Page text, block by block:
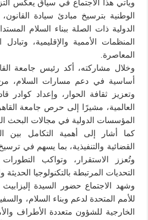
ويأتي هذا الاجتماع في سياق يعكس
الوطنية بترسيخ مبادئ سيادة
الدولية ذات الصلة ببناء السلام
المنظمات الأممية والإقليمية،
المعاصرة.
وخلال مشاركته، أكد رئيس جامعة
أساسية في دعم مسارات السلام، من
وتعزيز ثقافة الحوار، وإعداد كوادر
العالمية، مشيرًا إلى حرص جامعة
المؤسسات الدولية في مجالات البحث
كما أشار إلى أهمية التكامل بين
القضائية والتنفيذية، بما يسهم في
وتُعزز الاستقرار، وتواكب
التحديات المرتبطة بالتكنولوجيا الحديثة
وشهد الاجتماع حضور السيدة إليزابيث
للأمم المتحدة لدعم وبناء السلام،
الخارجية للشؤون متعددة الأطراف